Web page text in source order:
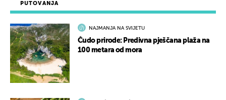
PUTOVANJA
NAJMANJA NA SVIJETU
Čudo prirode: Predivna pješčana plaža na
100 metara od mora